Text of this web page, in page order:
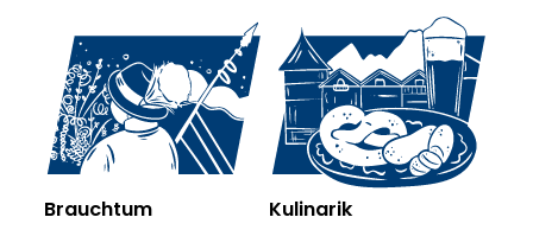
Brauchtum Kulinarik